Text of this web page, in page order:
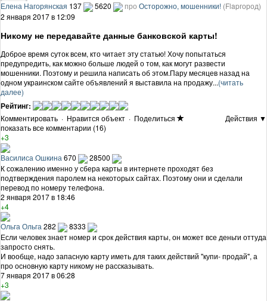
Елена Нагорянская 137 5620 про Осторожно, мошенники! (Flapгород)
2 января 2017 в 12:09
Никому не передавайте данные банковской карты!
Доброе время суток всем, кто читает эту статью! Хочу попытаться
предупредить, как можно больше людей о том, как могут развести
мошенники. Поэтому и решила написать об этом.Пару месяцев назад на
одном украинском сайте объявлений я выставила на продажу...(читать
далее)
Рейтинг:
Комментировать · Нравится объект · Поделиться
Действия ▼
показать все комментарии (16)
+3
Василиса Ошкина 670
28500
К сожалению именно у сбера карты в интернете проходят без
подтверждения паролем на некоторых сайтах. Поэтому они и сделали
перевод по номеру телефона.
2 января 2017 в 18:46
+4
Ольга Ольга282
8333
Если человек знает номер и срок действия карты, он может все деньги оттуда
запросто снять.
И вообще, надо запасную карту иметь для таких действий "купи- продай", а
про основную карту никому не рассказывать.
7 января 2017 в 06:28
+3